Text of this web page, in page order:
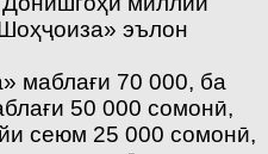
эълон
маблағи 70 000, ба
50 000 сомонӣ,
сеюм 25 000 сомонӣ,